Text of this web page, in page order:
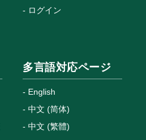
ログイン
多言語対応ページ
English
中文 (简体)
中文 (繁體)